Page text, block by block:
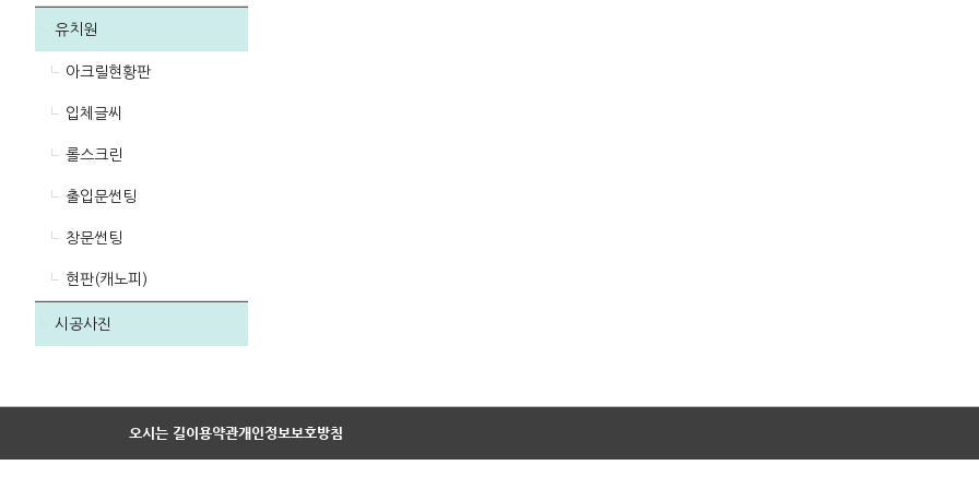
유치원
아크릴현황판
입체글씨
롤스크린
출입문썬팅
창문썬팅
현판(캐노피)
시공사진
오시는 길이용약관개인정보보호방침